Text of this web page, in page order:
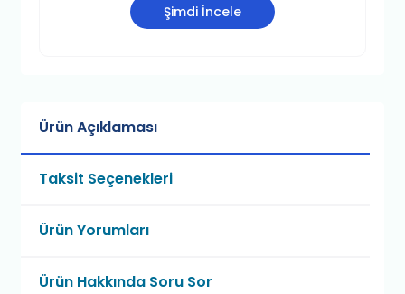
Şimdi İncele
Ürün Açıklaması
Taksit Seçenekleri
Ürün Yorumları
Ürün Hakkında Soru Sor